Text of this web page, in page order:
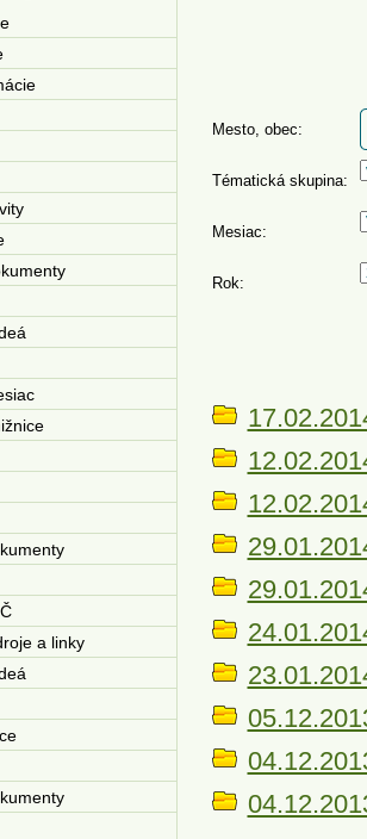
Mesto, obec:
Tématická skupina:
Mesiac:
Rok:
a linky